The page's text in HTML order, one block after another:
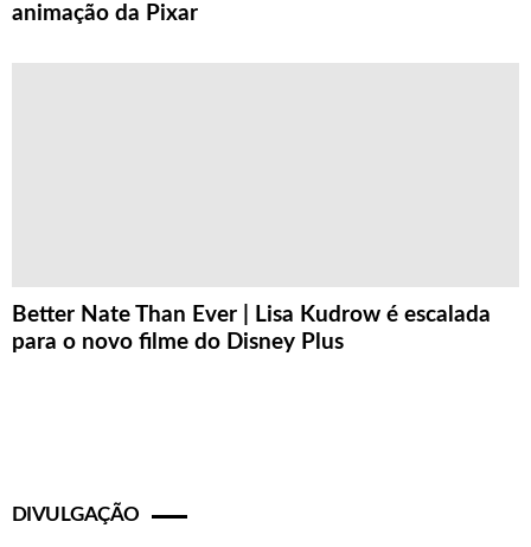
animação da Pixar
Better Nate Than Ever | Lisa Kudrow é escalada
para o novo filme do Disney Plus
DIVULGAÇÃO